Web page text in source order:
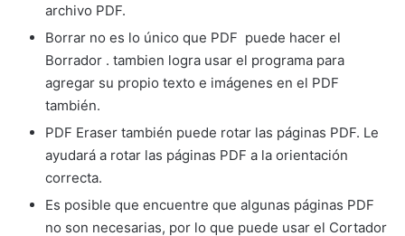
archivo PDF.
Borrar no es lo único que PDF puede hacer el
Borrador . tambien logra usar el programa para
agregar su propio texto e imágenes en el PDF
también.
PDF Eraser también puede rotar las páginas PDF. Le
ayudará a rotar las páginas PDF a la orientación
correcta.
Es posible que encuentre que algunas páginas PDF
no son necesarias, por lo que puede usar el Cortador